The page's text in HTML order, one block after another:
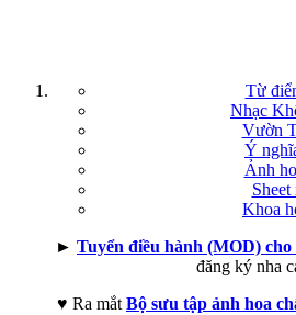
Từ
Nhạc
Vườn
Ý
Ảnh
Sheet
Khoa
► Tuyển điều hành (MOD) cho
đăng ký nha
♥ Ra mắt Bộ sưu tập ảnh hoa